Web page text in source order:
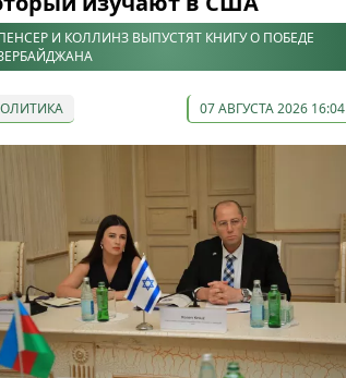
И КОЛЛИНЗ ВЫПУСТЯТ КНИГУ О ПОБЕДЕ
07 АВГУСТА 2026 16:04